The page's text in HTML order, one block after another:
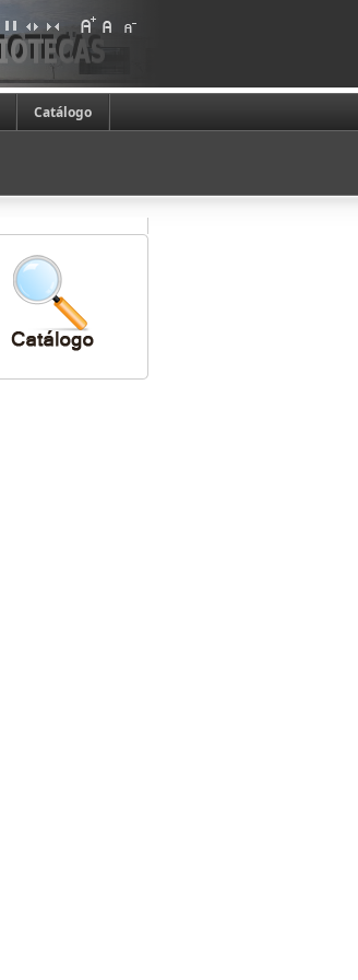
Catálogo